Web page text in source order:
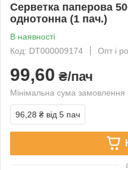
Серветка паперова
однотонна (1 пач.)
В наявності
Код: DT000009174
Опт і
99,60 ₴/пач
Мінімальна сума
96,28 ₴ від 5 пач